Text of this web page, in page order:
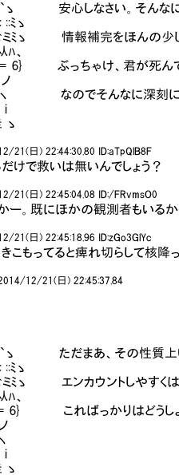
しなさい。そんなにすご
ゝ
情報補完をほんの少し手
ちゃけ、君が死んでも
んなに深刻にならな
21(日) 22:44:30.80 ID:aTpQlB8F
けで救いは無いんでしょう？
21(日) 22:45:04.08 ID:/FRvmsO0
ー。既にほかの観測者もいる
21(日) 22:45:18.96 ID:zGo3GlYc
こもってると痺れ切らして核降
12/21(日) 22:45:37.84
まあ、その性質上いろ
ゝ
ンカウントしやすくはな
かりはどうしよう